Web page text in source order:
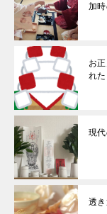
加
お
れ
現
透